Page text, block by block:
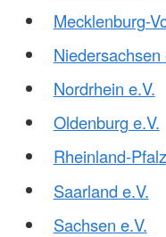
Mecklenburg-
Niedersachsen
Nordrhein e.V.
Oldenburg e.V.
Rheinland-
Saarland e.V.
Sachsen e.V.